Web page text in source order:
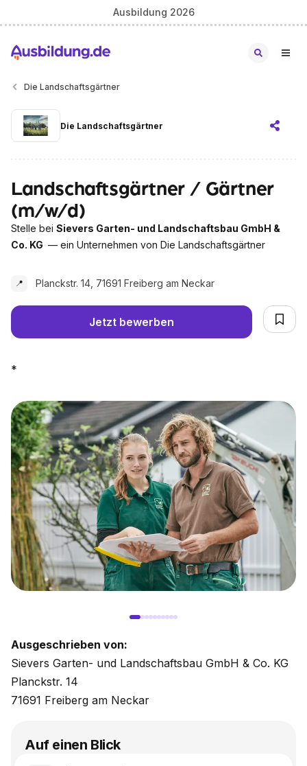
Ausbildung 2026
Die Landschaftsgärtner
Die Landschaftsgärtner
Landschaftsgärtner / Gärtner
(m/w/d)
Stelle bei Sievers Garten- und Landschaftsbau GmbH &
Co. KG — ein Unternehmen von Die Landschaftsgärtner
📍 Planckstr. 14, 71691 Freiberg am Neckar
Jetzt bewerben
*
Ausgeschrieben von:
Sievers Garten- und Landschaftsbau GmbH & Co. KG
Planckstr. 14
71691 Freiberg am Neckar
Auf einen Blick